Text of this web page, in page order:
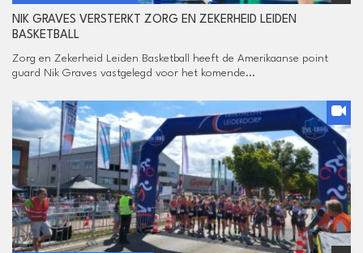
NIK GRAVES VERSTERKT ZORG EN ZEKERHEID LEIDEN
BASKETBALL
Zorg en Zekerheid Leiden Basketball heeft de Amerikaanse point
guard Nik Graves vastgelegd voor het komende...